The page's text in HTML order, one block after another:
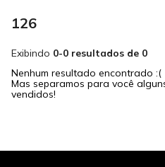
126
Exibindo 0-0 resultados de 0
Nenhum resultado encontrado :(
Mas separamos para você
vendidos!